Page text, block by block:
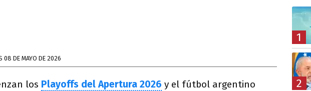
08 DE MAYO DE 2026
los Playoffs del Apertura 2026 y el fútbol argentino
1
2